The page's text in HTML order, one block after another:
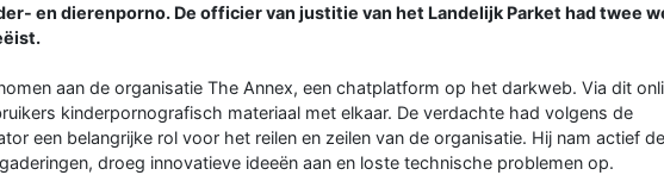
en dierenporno. De officier van justitie van het Landelijk Parket had twee
aan de organisatie The Annex, een chatplatform op het darkweb. Via dit
kinderpornografisch materiaal met elkaar. De verdachte had volgens de
een belangrijke rol voor het reilen en zeilen van de organisatie. Hij nam actief
droeg innovatieve ideeën aan en loste technische problemen op.